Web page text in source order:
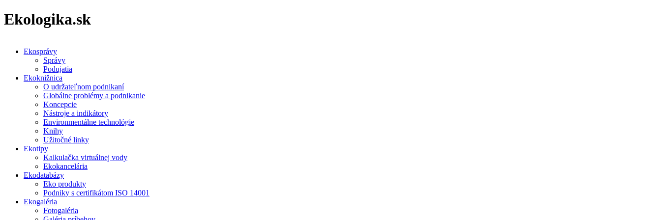
Ekologika.sk
Ekosprávy
Správy
Podujatia
Ekoknižnica
O udržateľnom podnikaní
Globálne problémy a podnikanie
Koncepcie
Nástroje a indikátory
Environmentálne technológie
Knihy
Užitočné linky
Ekotipy
Kalkulačka virtuálnej vody
Ekokancelária
Ekodatabázy
Eko produkty
Podniky s certifikátom ISO 14001
Ekogaléria
Fotogaléria